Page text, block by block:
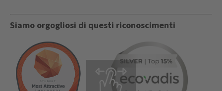
Siamo orgogliosi di questi riconoscimenti